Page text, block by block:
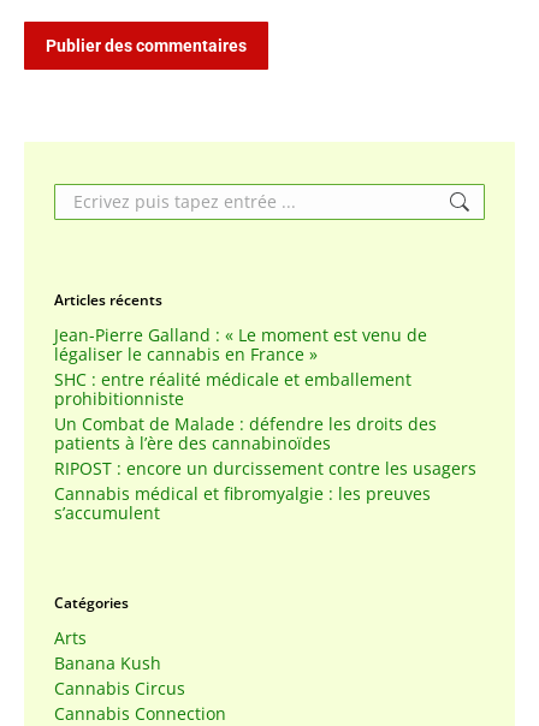
Publier des commentaires
Search:
Articles récents
Jean-Pierre Galland : « Le moment est venu de
légaliser le cannabis en France »
SHC : entre réalité médicale et emballement
prohibitionniste
Un Combat de Malade : défendre les droits des
patients à l’ère des cannabinoïdes
RIPOST : encore un durcissement contre les usagers
Cannabis médical et fibromyalgie : les preuves
s’accumulent
Catégories
Arts
Banana Kush
Cannabis Circus
Cannabis Connection